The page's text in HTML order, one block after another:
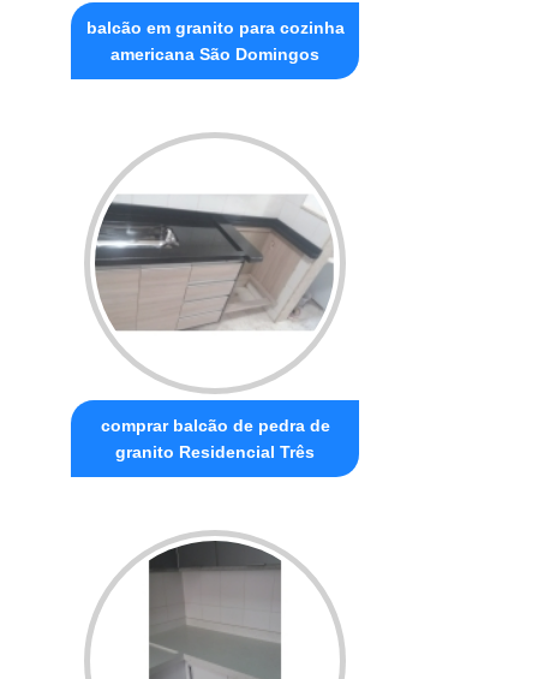
balcão em granito para cozinha
americana São Domingos
comprar balcão de pedra de
granito Residencial Três